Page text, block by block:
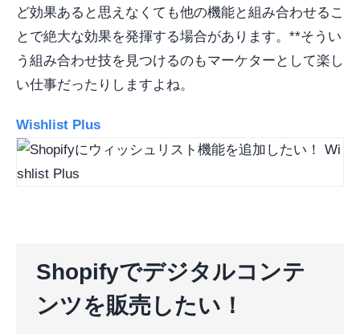
ど効果あると思えなくても他の機能と組み合わせるこ
とで絶大な効果を発揮する場合があります。**そうい
う組み合わせ技を見つけるのもマーケターとして楽し
い仕事だったりしますよね。
Wishlist Plus
Shopifyでデジタルコンテ
ンツを販売したい！